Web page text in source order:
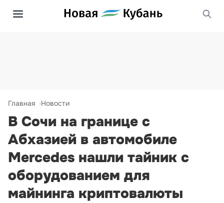
Главная Новости
В Сочи на границе с
Абхазией в автомобиле
Mercedes нашли тайник с
оборудованием для
майнинга криптовалюты